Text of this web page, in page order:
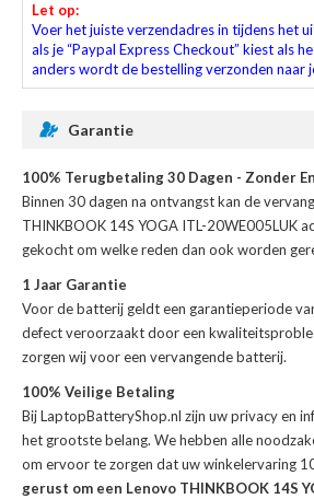
Let op:
Voer het juiste verzendadres in tijdens het
als je “Paypal Express Checkout” kiest als
anders wordt de bestelling verzonden naar
Garantie
100% Terugbetaling 30 Dagen - Zonder
Binnen 30 dagen na ontvangst kan de
THINKBOOK 14S YOGA ITL-20WE005LUK
gekocht om welke reden dan ook worden
1 Jaar Garantie
Voor debatterij geldt een garantieperiode
defect veroorzaakt door een
zorgen wij voor een vervangende batterij.
100% Veilige Betaling
Bij LaptopBatteryShop.nl zijn uw privacy en
het grootste belang. We hebben alle
om ervoor te zorgen dat uw winkelervaring
gerust om een Lenovo THINKBOOK 14S